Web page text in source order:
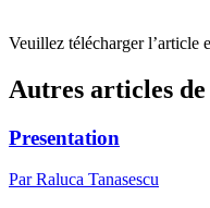
Veuillez télécharger l’article
Autres articles
Presentation
Par Raluca Tanasescu